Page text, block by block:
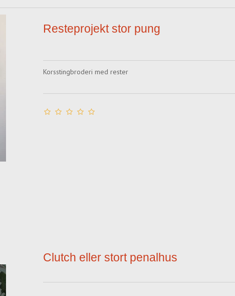
Resteprojekt stor pung
Korsstingbroderi med rester
Clutch eller stort penalhus